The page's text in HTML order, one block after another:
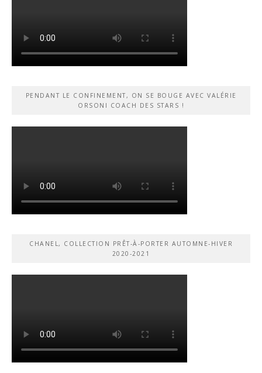
PENDANT LE CONFINEMENT, ON SE BOUGE AVEC VALÉRIE
ORSONI COACH DES STARS !
CHANEL, COLLECTION PRÊT-À-PORTER AUTOMNE-HIVER
2020-2021